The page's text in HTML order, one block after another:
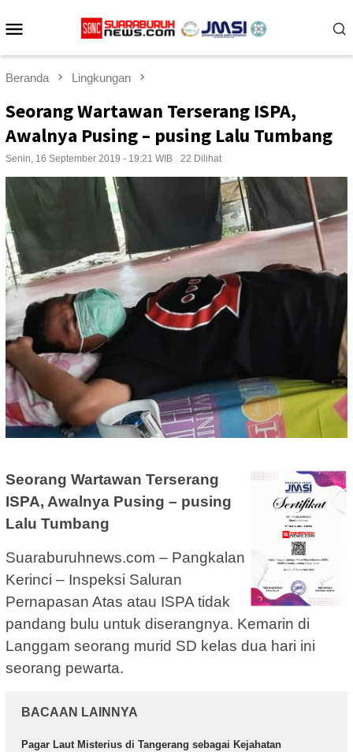
ke
Beranda Lingkungan
Seorang Wartawan Terserang ISPA,
Awalnya Pusing – pusing Lalu Tumbang
Senin, 16 September 2019 - 19:21 WIB 22 Dilihat
Seorang Wartawan Terserang
ISPA, Awalnya Pusing – pusing
Lalu Tumbang
Suaraburuhnews.com – Pangkalan
Kerinci – Inspeksi Saluran
Pernapasan Atas atau ISPA tidak
pandang bulu untuk diserangnya. Kemarin di
Langgam seorang murid SD kelas dua hari ini
seorang pewarta.
BACAAN LAINNYA
Pagar Laut Misterius di Tangerang sebagai Kejahatan